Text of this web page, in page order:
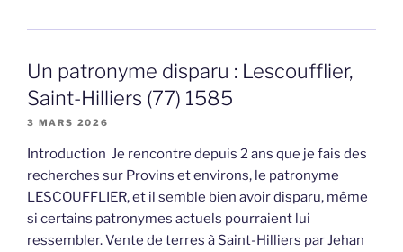
Un patronyme disparu : Lescoufflier,
Saint-Hilliers (77) 1585
3 MARS 2026
Introduction Je rencontre depuis 2 ans que je fais des
recherches sur Provins et environs, le patronyme
LESCOUFFLIER, et il semble bien avoir disparu, même
si certains patronymes actuels pourraient lui
ressembler. Vente de terres à Saint-Hilliers par Jehan